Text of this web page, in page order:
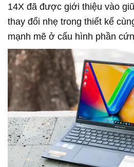
14X đã được giới thiệu vào
thay đổi nhẹ trong thiết kế
mạnh mẽ ở cấu hình phần